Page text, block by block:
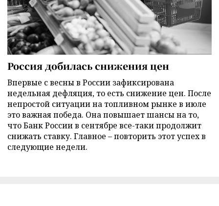
Россия добилась снижения цен
Впервые с весны в России зафиксирована
недельная дефляция, то есть снижение цен. После
непростой ситуации на топливном рынке в июле
это важная победа. Она повышает шансы на то,
что Банк России в сентябре все-таки продолжит
снижать ставку. Главное – повторить этот успех в
следующие недели.